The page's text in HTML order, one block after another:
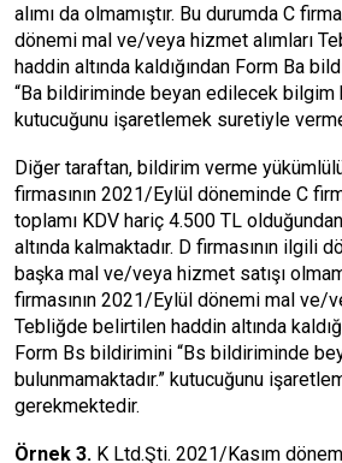
alımı da olmamıştır. Bu durumda C
dönemi mal ve/veya hizmet alımları
haddin altında kaldığından Form Ba
“Ba bildiriminde beyan edilecek bilgim
kutucuğunu işaretlemek suretiyle
Diğer taraftan, bildirim verme
firmasının 2021/Eylül döneminde C
toplamı KDV hariç 4.500 TL
altında kalmaktadır. D firmasının ilgili
başka mal ve/veya hizmet satışı
firmasının 2021/Eylül dönemi mal ve/
Tebliğde belirtilen haddin altında
Form Bs bildirimini “Bs bildiriminde
bulunmamaktadır.” kutucuğunu
gerekmektedir.
Örnek 3. K Ltd.Şti. 2021/Kasım